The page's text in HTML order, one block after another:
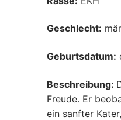
Geschlecht:
Geburtsdatum:
Beschreibung:
Freude. Er
ein sanfter